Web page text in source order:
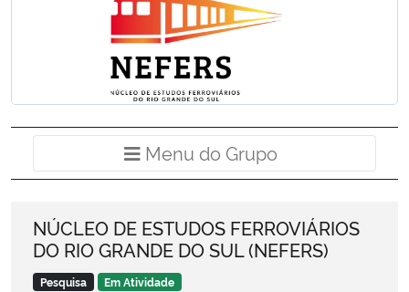
Ministério da Cidadania
Ministério da Ciência, Tecnologia, Inovações e Comunicações
Ministério do Turismo
Menu do Grupo
NÚCLEO DE ESTUDOS FERROVIÁRIOS
DO RIO GRANDE DO SUL (NEFERS)
Pesquisa Em Atividade